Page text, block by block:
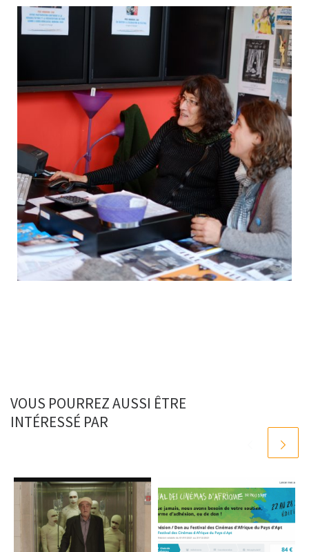
VOUS POURREZ AUSSI ÊTRE
INTÉRESSÉ PAR